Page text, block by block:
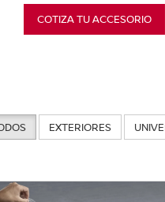
COTIZA TU ACCESORIO
EXTERIORES